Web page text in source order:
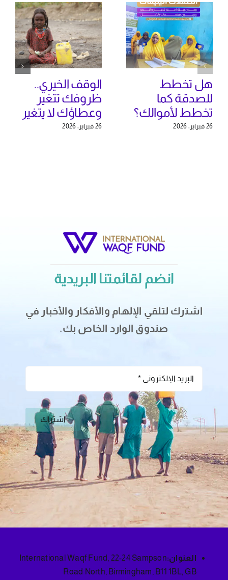
هل تخطط
للصدقة كما
تخطط لأموالك؟
26 فبراير، 2026
الوقف الخيري..
ظروفك تتغير
وعطاؤك لا يتغير
26 فبراير، 2026
انضم لقائمتنا البريدية
اشترك لتلقي الإلهام والأفكار والأخبار في
صندوق الوارد الخاص بك.
اشتراك
العنوان:International Waqf Fund, 22-24 Sampson
Road North, Birmingham, B11 1BL, GB